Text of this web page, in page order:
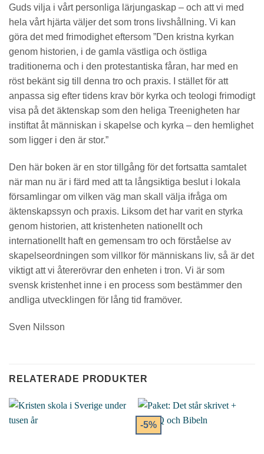
Guds vilja i vårt personliga lärjungaskap – och att vi med
hela vårt hjärta väljer det som trons livshållning. Vi kan
göra det med frimodighet eftersom ”Den kristna kyrkan
genom historien, i de gamla västliga och östliga
traditionerna och i den protestantiska fåran, har med en
röst bekänt sig till denna tro och praxis. I stället för att
anpassa sig efter tidens krav bör kyrka och teologi frimodigt
visa på det äktenskap som den heliga Treenigheten har
instiftat åt människan i skapelse och kyrka – den hemlighet
som ligger i den är stor.”
Den här boken är en stor tillgång för det fortsatta samtalet
när man nu är i färd med att ta långsiktiga beslut i lokala
församlingar om vilken väg man skall välja ifråga om
äktenskapssyn och praxis. Liksom det har varit en styrka
genom historien, att kristenheten nationellt och
internationellt haft en gemensam tro och förståelse av
skapelseordningen som villkor för människans liv, så är det
viktigt att vi återerövrar den enheten i tron. Vi är som
svensk kristenhet inne i en process som bestämmer den
andliga utvecklingen för lång tid framöver.
Sven Nilsson
RELATERADE PRODUKTER
-5%